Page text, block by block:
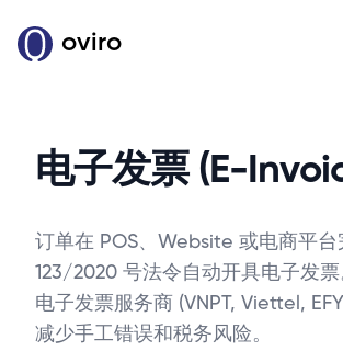
oviro
电子发票 (E-
订单在 POS、Website 或电商平台
123/2020 号法令自动开具电子发
电子发票服务商 (VNPT, Viettel,
减少手工错误和税务风险。